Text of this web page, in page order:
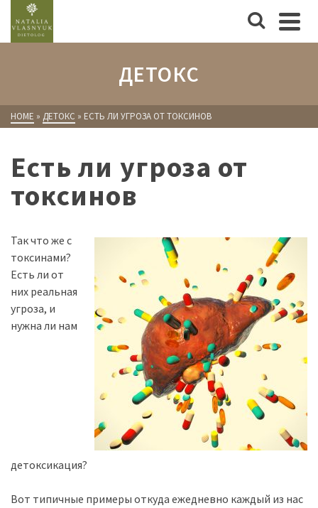
ДЕТОКС
HOME » ДЕТОКС » ЕСТЬ ЛИ УГРОЗА ОТ ТОКСИНОВ
Есть ли угроза от
токсинов
Так что же с
токсинами?
Есть ли от
них реальная
угроза, и
нужна ли нам
детоксикация?
Вот типичные примеры откуда ежедневно каждый из нас